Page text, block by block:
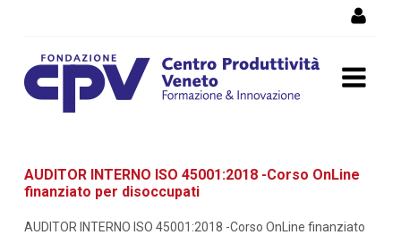
formazione
AUDITOR INTERNO ISO 45001:2018 -Corso OnLine
finanziato per disoccupati
AUDITOR INTERNO ISO 45001:2018 -Corso OnLine finanziato